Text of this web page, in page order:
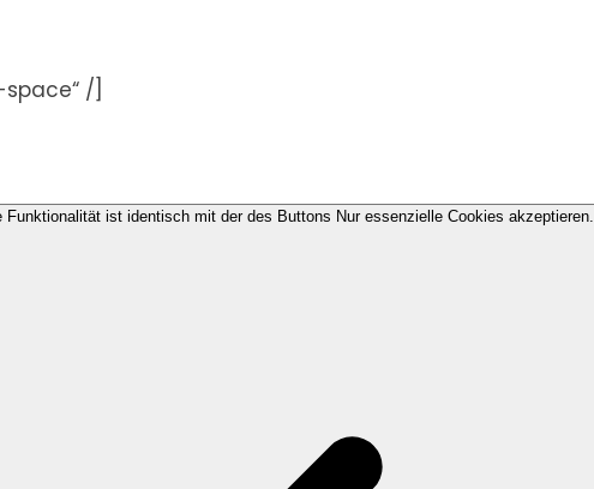
/]
ist identisch mit der des Buttons Nur essenzielle Cookies akzeptieren.